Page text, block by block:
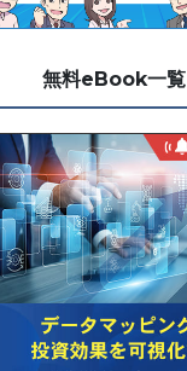
無料eBook一覧